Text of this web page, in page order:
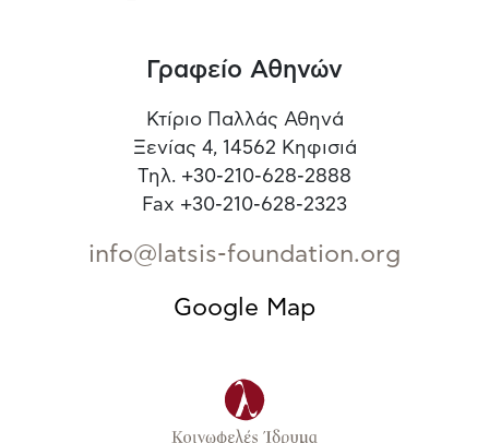
Γραφείο Αθηνών
Κτίριο Παλλάς Αθηνά
Ξενίας 4, 14562 Κηφισιά
Τηλ. +30-210-628-2888
Fax +30-210-628-2323
info@latsis-foundation.org
Google Map